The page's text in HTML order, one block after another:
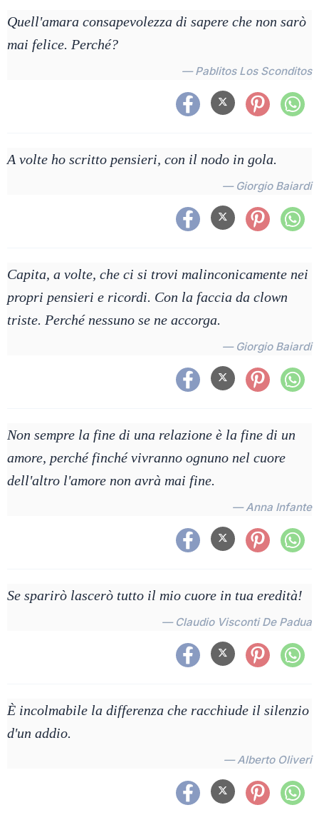
Quell'amara consapevolezza di sapere che non sarò
mai felice. Perché?
— Pablitos Los Sconditos
A volte ho scritto pensieri, con il nodo in gola.
— Giorgio Baiardi
Capita, a volte, che ci si trovi malinconicamente nei
propri pensieri e ricordi. Con la faccia da clown
triste. Perché nessuno se ne accorga.
— Giorgio Baiardi
Non sempre la fine di una relazione è la fine di un
amore, perché finché vivranno ognuno nel cuore
dell'altro l'amore non avrà mai fine.
— Anna Infante
Se sparirò lascerò tutto il mio cuore in tua eredità!
— Claudio Visconti De Padua
È incolmabile la differenza che racchiude il silenzio
d'un addio.
— Alberto Oliveri